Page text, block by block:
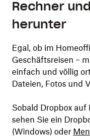
Rechner
herunter
Egal, ob im
Geschäftsreisen –
einfach und völlig
Dateien, Fotos und
Sobald Dropbox
sehen Sie ein
(Windows) oder